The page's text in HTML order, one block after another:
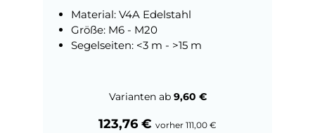
Material: V4A Edelstahl
Größe: M6 - M20
Segelseiten: <3 m - >15 m
Varianten ab9,60 €
Regulärer Preis:
123,76 € vorher 111,00 €